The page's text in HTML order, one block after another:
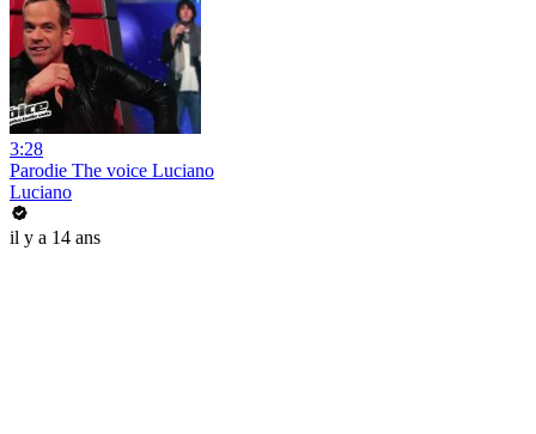
3:28
Parodie The voice Luciano
Luciano
il y a 14 ans